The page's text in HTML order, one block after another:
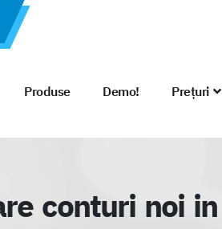
Produse Demo! Prețuri
conturi noi